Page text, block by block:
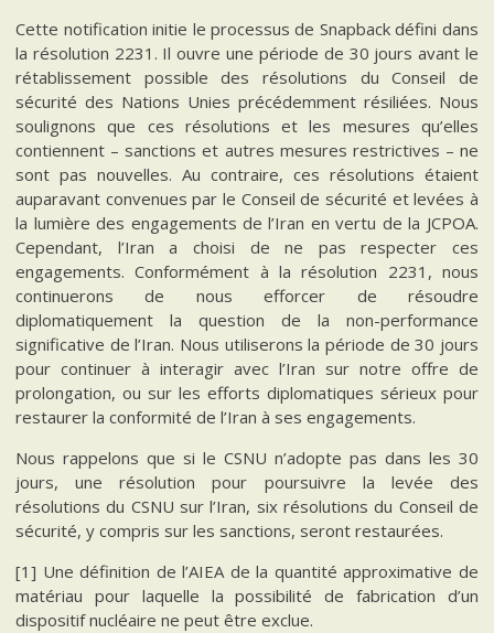
Cette notification initie le processus de Snapback défini dans
la résolution 2231. Il ouvre une période de 30 jours avant le
rétablissement possible des résolutions du Conseil de
sécurité des Nations Unies précédemment résiliées. Nous
soulignons que ces résolutions et les mesures qu’elles
contiennent – sanctions et autres mesures restrictives – ne
sont pas nouvelles. Au contraire, ces résolutions étaient
auparavant convenues par le Conseil de sécurité et levées à
la lumière des engagements de l’Iran en vertu de la JCPOA.
Cependant, l’Iran a choisi de ne pas respecter ces
engagements. Conformément à la résolution 2231, nous
continuerons de nous efforcer de résoudre
diplomatiquement la question de la non-performance
significative de l’Iran. Nous utiliserons la période de 30 jours
pour continuer à interagir avec l’Iran sur notre offre de
prolongation, ou sur les efforts diplomatiques sérieux pour
restaurer la conformité de l’Iran à ses engagements.
Nous rappelons que si le CSNU n’adopte pas dans les 30
jours, une résolution pour poursuivre la levée des
résolutions du CSNU sur l’Iran, six résolutions du Conseil de
sécurité, y compris sur les sanctions, seront restaurées.
[1] Une définition de l’AIEA de la quantité approximative de
matériau pour laquelle la possibilité de fabrication d’un
dispositif nucléaire ne peut être exclue.